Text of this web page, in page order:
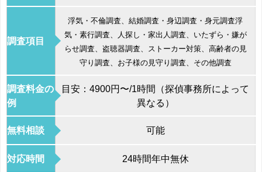
調査項目
浮気・不倫調査、結婚調査・身辺調査・身元調査浮
気・素行調査、人探し・家出人調査、いたずら・嫌が
らせ調査、盗聴器調査、ストーカー対策、高齢者の見
守り調査、お子様の見守り調査、その他調査
調査料金の
例
目安：4900円〜/1時間（探偵事務所によって
異なる）
無料相談 可能
対応時間 24時間年中無休